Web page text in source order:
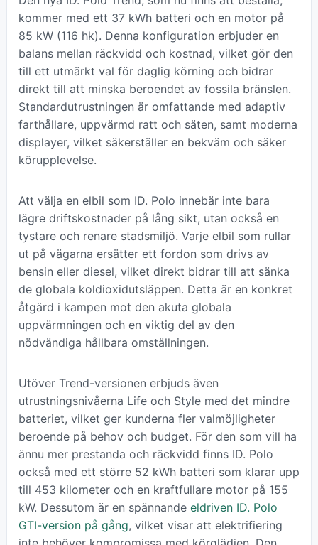
kommer med ett 37 kWh batteri och en motor på
85 kW (116 hk). Denna konfiguration erbjuder en
balans mellan räckvidd och kostnad, vilket gör den
till ett utmärkt val för daglig körning och bidrar
direkt till att minska beroendet av fossila bränslen.
Standardutrustningen är omfattande med adaptiv
farthållare, uppvärmd ratt och säten, samt moderna
displayer, vilket säkerställer en bekväm och säker
körupplevelse.
Att välja en elbil som ID. Polo innebär inte bara
lägre driftskostnader på lång sikt, utan också en
tystare och renare stadsmiljö. Varje elbil som rullar
ut på vägarna ersätter ett fordon som drivs av
bensin eller diesel, vilket direkt bidrar till att sänka
de globala koldioxidutsläppen. Detta är en konkret
åtgärd i kampen mot den akuta globala
uppvärmningen och en viktig del av den
nödvändiga hållbara omställningen.
Utöver Trend-versionen erbjuds även
utrustningsnivåerna Life och Style med det mindre
batteriet, vilket ger kunderna fler valmöjligheter
beroende på behov och budget. För den som vill ha
ännu mer prestanda och räckvidd finns ID. Polo
också med ett större 52 kWh batteri som klarar upp
till 453 kilometer och en kraftfullare motor på 155
kW. Dessutom är en spännande eldriven ID. Polo
GTI-version på gång, vilket visar att elektrifiering